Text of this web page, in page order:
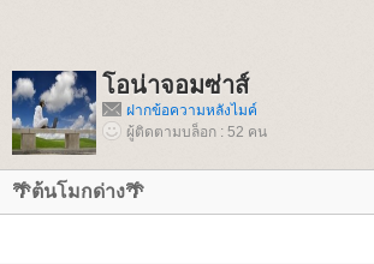
อน่าจอมซ่าส์
ฝากข้อความหลังไมค์
ผู้ติดตามบล็อก : 52 คน
🌴ต้นโมกด่าง🌴